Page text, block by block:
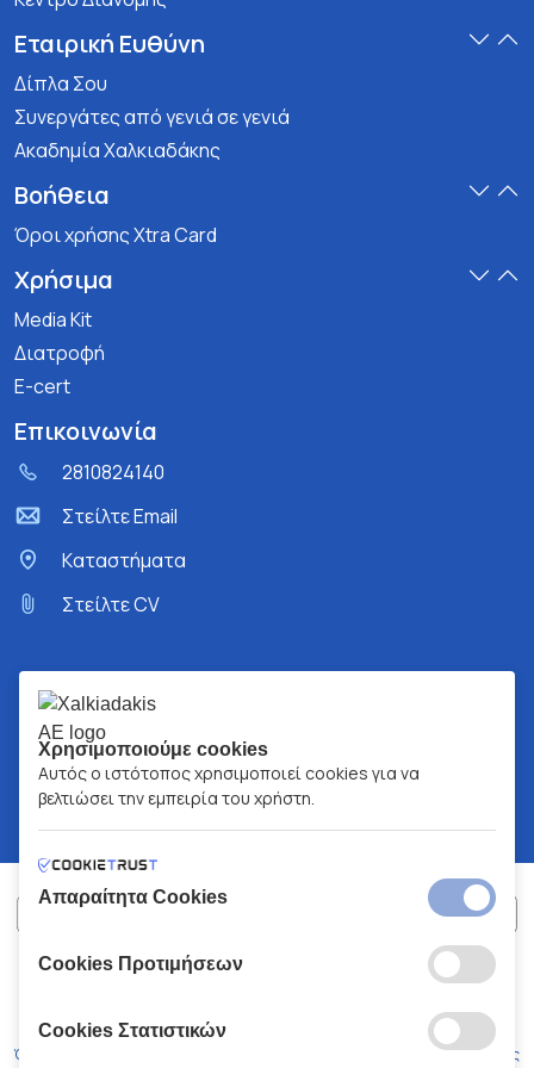
Εταιρική Ευθύνη
Δίπλα Σου
Συνεργάτες από γενιά σε γενιά
Ακαδημία Χαλκιαδάκης
Βοήθεια
Όροι χρήσης Xtra Card
Χρήσιμα
Media Kit
Διατροφή
E-cert
Επικοινωνία
2810824140
Στείλτε Email
Kαταστήματα
Στείλτε CV
ΧΑΛΚΙΑΔΑΚΗΣ Α.Ε.
Όροι και Προϋποθέσεις Κώδικας Δεοντολογίας
Χρησιμοποιούμε cookies
Αυτός ο ιστότοπος χρησιμοποιεί cookies για να
βελτιώσει την εμπειρία του χρήστη.
Απαραίτητα Cookies
Cookies Προτιμήσεων
Cookies Στατιστικών